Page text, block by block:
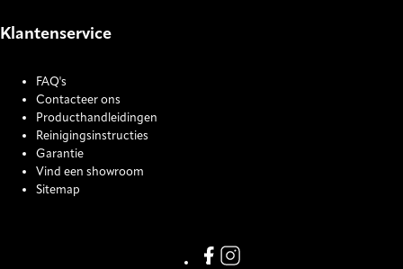
Klantenservice
FAQ's
Contacteer ons
Producthandleidingen
Reinigingsinstructies
Garantie
Vind een showroom
Sitemap
Link missing Display text from
Link missing Display text